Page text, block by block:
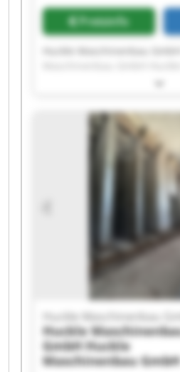
Preisinfo
GmbH Huckle
GmbH Huckle
Maschinenbau GmbH
GmbH Huckle
Maschinenbau GmbH
GmbH Huckle
Maschinenbau GmbH
GmbH Huckle
Maschinenbau GmbH
GmbH Huckle
Maschinenbau GmbH
Huckle Maschinenbau
Huckle
GmbHHuckle
Maschinenbau GmbH